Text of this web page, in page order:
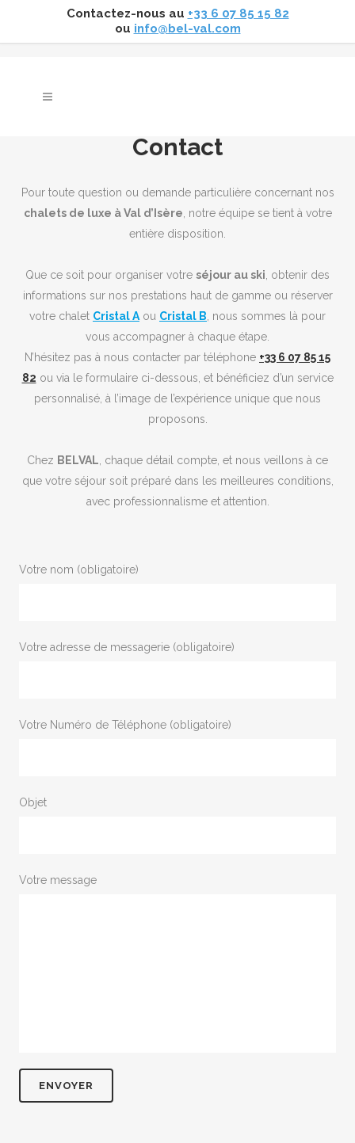
Contactez-nous au +33 6 07 85 15 82
ou info@bel-val.com
Contact
Pour toute question ou demande particulière concernant nos
chalets de luxe à Val d’Isère , notre équipe se tient à votre
entière disposition.
Que ce soit pour organiser votre séjour au ski , obtenir des
informations sur nos prestations haut de gamme ou réserver
votre chalet Cristal A ou Cristal B , nous sommes là pour
vous accompagner à chaque étape.
N’hésitez pas à nous contacter par téléphone +33 6 07 85 15
82 ou via le formulaire ci-dessous, et bénéficiez d’un service
personnalisé, à l’image de l’expérience unique que nous
proposons.
Chez BELVAL , chaque détail compte, et nous veillons à ce
que votre séjour soit préparé dans les meilleures conditions,
avec professionnalisme et attention.
Votre nom (obligatoire)
Votre adresse de messagerie (obligatoire)
Votre Numéro de Téléphone (obligatoire)
Objet
Votre message